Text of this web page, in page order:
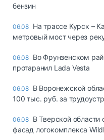
бензин
06.08 На трассе Курск –
метровый мост через
06.08 Во Фрунзенском
протаранил Lada Vesta
06.08 В Воронежской
100 тыс. руб. за
06.08 В Тверской
фасад логокомплекса